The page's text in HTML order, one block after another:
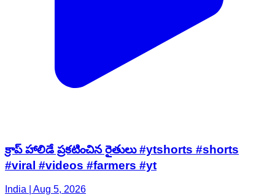
క్రాప్ హాలిడే ప్రకటించిన రైతులు #ytshorts #shorts
#viral #videos #farmers #yt
India | Aug 5, 2026